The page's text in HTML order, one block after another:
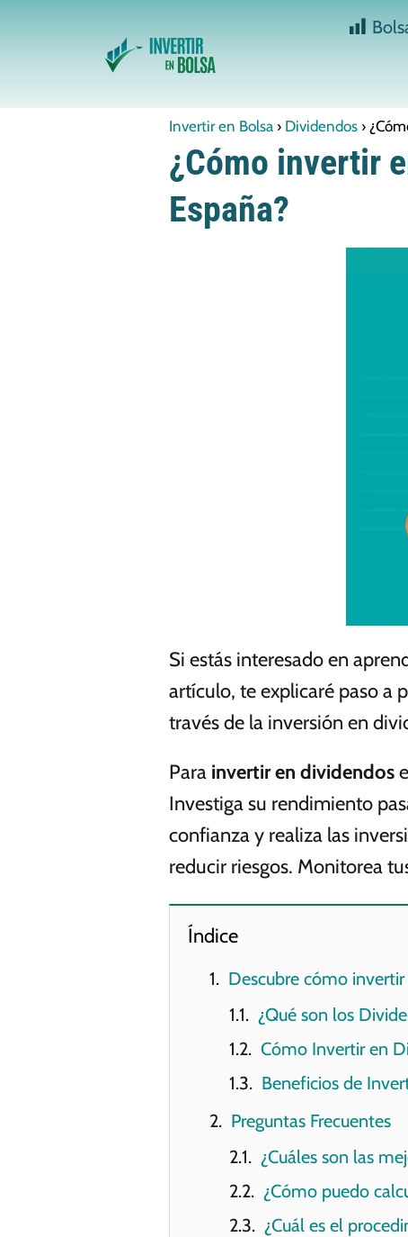
Invertir en Bolsa Dividendos
¿Cómo invertir
España?
Si estás interesado en
artículo, te explicaré paso a
través de la inversión en
Para invertir en dividendos
Investiga su rendimiento
confianza y realiza las
reducir riesgos. Monitorea
Índice
Descubre cómo
¿Qué son los
Cómo Invertir en
Beneficios de
Preguntas Frecuentes
¿Cuáles son las
¿Cómo puedo
¿Cuál es el